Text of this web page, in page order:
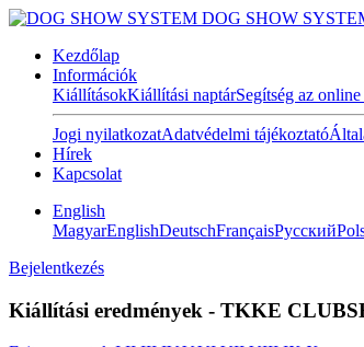
DOG SHOW
Kezdőlap
Információk
KiállításokKiállítási naptárSegítség az online
Jogi nyilatkozatAdatvédelmi tájékoztató
Hírek
Kapcsolat
English
MagyarEnglishDeutschFrançaisPусский
Bejelentkezés
Kiállítási eredmények - TKKE